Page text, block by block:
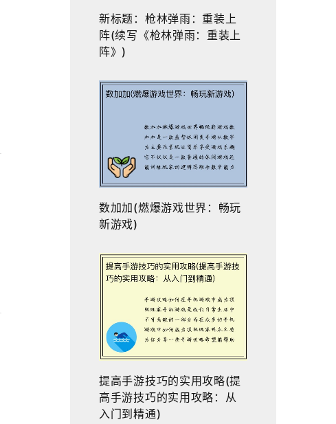
新标题：枪林弹雨：重装上
阵(续写《枪林弹雨：重装上
阵》)
数加加(燃爆游戏世界：畅玩
新游戏)
提高手游技巧的实用攻略(提
高手游技巧的实用攻略：从
入门到精通)